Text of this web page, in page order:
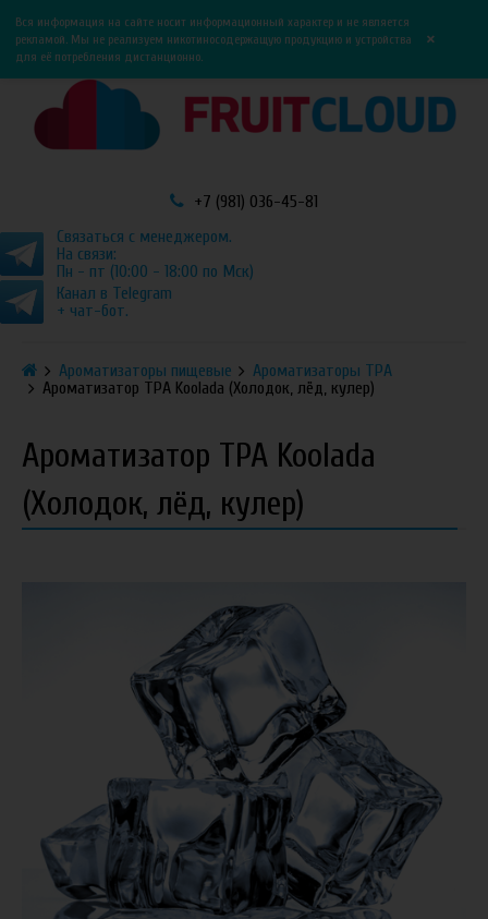
0
Вся информация на сайте носит информационный характер и не является
рекламой. Мы не реализуем никотиносодержащую продукцию и устройства
для её потребления дистанционно.
×
+7 (981) 036-45-81
Связаться с менеджером.
На связи:
Пн - пт (10:00 - 18:00 по Мск)
Канал в Telegram
+ чат-бот.
Ароматизаторы пищевые
Ароматизаторы TPA
Ароматизатор TPA Koolada (Холодок, лёд, кулер)
Ароматизатор TPA Koolada
(Холодок, лёд, кулер)